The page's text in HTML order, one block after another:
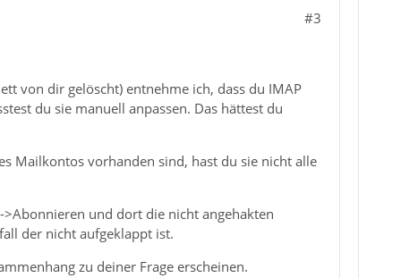
#3
von dir gelöscht) entnehme ich, dass du IMAP
du sie manuell anpassen. Das hättest du
Mailkontos vorhanden sind, hast du sie nicht alle
und dort die nicht angehakten
der nicht aufgeklappt ist.
zu deiner Frage erscheinen.